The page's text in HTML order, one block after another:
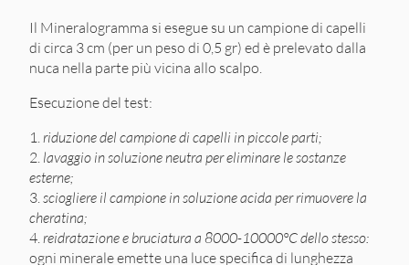
Il Mineralogramma si esegue su un campione di capelli
di circa 3 cm (per un peso di 0,5 gr) ed è prelevato dalla
nuca nella parte più vicina allo scalpo.
Esecuzione del test:
riduzione del campione di capelli in piccole parti;
lavaggio in soluzione neutra per eliminare le sostanze
esterne;
sciogliere il campione in soluzione acida per rimuovere la
cheratina;
reidratazione e bruciatura a 8000-10000°C dello stesso:
ogni minerale emette una luce specifica di lunghezza